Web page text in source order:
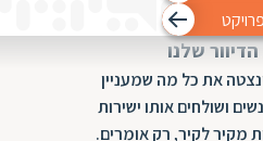
שלנו
את כל מה שמעניין
ושולחים אותו ישירות
מקיר לקיר, רק אומרים.